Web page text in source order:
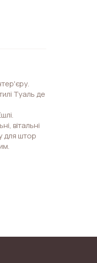
Туаль де
вітальні
для штор